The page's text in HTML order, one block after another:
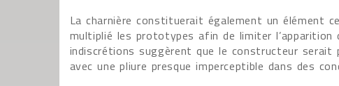
La charnière constituerait également un élément
multiplié les prototypes afin de limiter l’apparition
indiscrétions suggèrent que le constructeur
avec une pliure presque imperceptible dans des